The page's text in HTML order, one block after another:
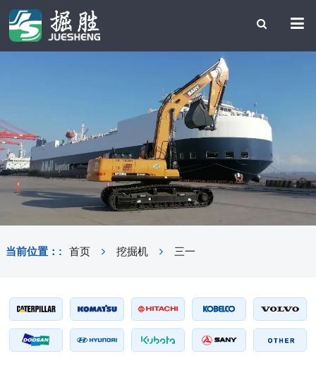
当前位置：: 首页 挖掘机 三一